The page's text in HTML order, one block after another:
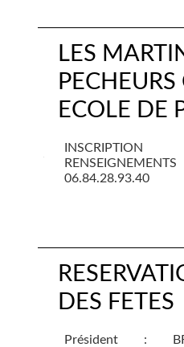
LES
ECOLE DE
06.84.28.93.40
DES FETES
Président :